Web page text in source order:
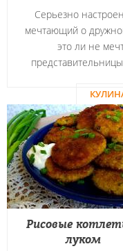
Серьезно
мечтающий о
это ли не
Рисовые
луком